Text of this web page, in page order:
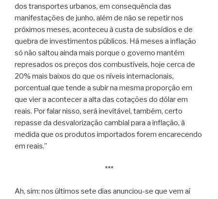
dos transportes urbanos, em consequência das
manifestações de junho, além de não se repetir nos
próximos meses, aconteceu à custa de subsídios e de
quebra de investimentos públicos. Há meses a inflação
só não saltou ainda mais porque o governo mantém
represados os preços dos combustíveis, hoje cerca de
20% mais baixos do que os níveis internacionais,
porcentual que tende a subir na mesma proporção em
que vier a acontecer a alta das cotações do dólar em
reais. Por falar nisso, será inevitável, também, certo
repasse da desvalorização cambial para a inflação, à
medida que os produtos importados forem encarecendo
em reais.”
***
Ah, sim: nos últimos sete dias anunciou-se que vem aí